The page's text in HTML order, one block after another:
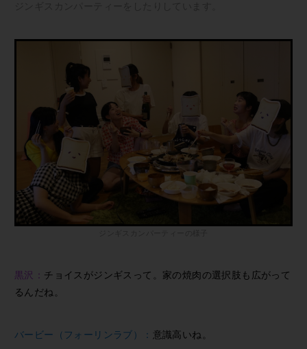
黒沢： チョイスがジンギスって。家の焼肉の選択肢も広がって
るんだね。
バービー（フォーリンラブ）： 意識高いね。